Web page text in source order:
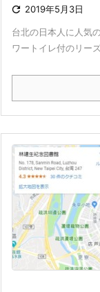
 2019年5月3日
台北の日本人に人気
ワートイレ付のリー